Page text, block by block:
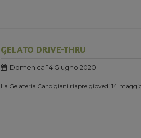
GELATO DRIVE-THRU
Domenica 14 Giugno 2020
La Gelateria Carpigiani riapre giovedi 14